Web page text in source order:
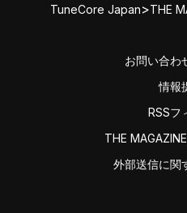
TuneCore Japan>THE
お問い合わ
情報
RSSフ
THE
外部送信に関